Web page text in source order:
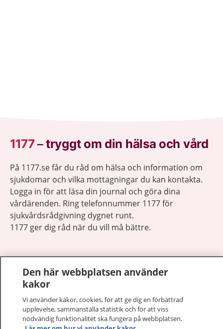
1177–tryggt om din hälsa och vård
På 1177.se får du råd om hälsa och information om
sjukdomar och vilka mottagningar du kan kontakta.
Logga in för att läsa din journal och göra dina
vårdärenden. Ring telefonnummer 1177 för
sjukvårdsrådgivning dygnet runt.
1177 ger dig råd när du vill må bättre.
Om 1177
Den här webbplatsen använder
kakor
Vi använder kakor, cookies, för att ge dig en förbättrad
upplevelse, sammanställa statistik och för att viss
nödvändig funktionalitet ska fungera på webbplatsen.